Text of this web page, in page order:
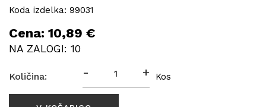
Koda izdelka: 99031
Cena: 10,89 €
NA ZALOGI: 10
Količina: - + Kos